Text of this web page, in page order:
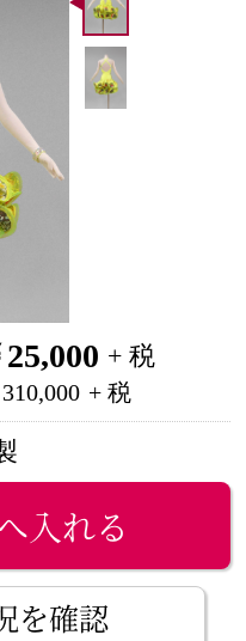
25,000 + 税
310,000 + 税
入れる
を確認